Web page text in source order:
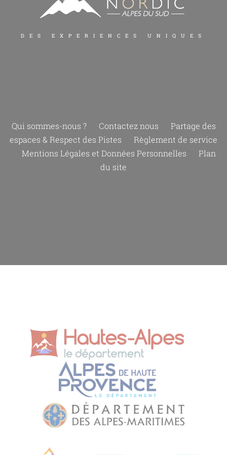
DES EXPERIENCES UNIQUES
Qui sommes-nous ? Contactez nous
Partage des
espaces & Respect des Pistes
Règlement de service
Mentions Légales et Données Personnelles
Plan
du site